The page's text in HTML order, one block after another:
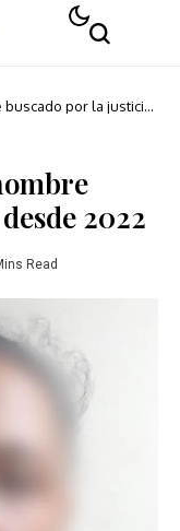
por la justicia
2022
Read